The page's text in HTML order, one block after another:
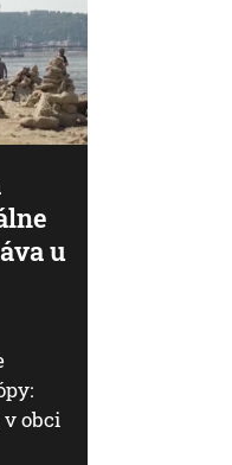
u
obci